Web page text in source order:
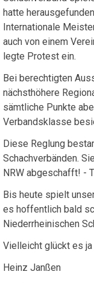
hatte
Internationale
auch von einem
legte Protest ein.
Bei berechtigten
nächsthöhere
sämtliche Punkte
Verbandsklasse
Diese Reglung
Schachverbänden.
NRW abgeschafft! -
Bis heute spielt
es hoffentlich bald
Niederrheinischen
Vielleicht glückt es ja
Heinz Janßen